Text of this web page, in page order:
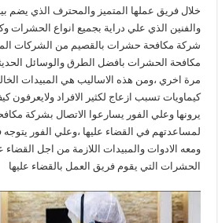
خلال فريق عملها المتميز والمحترف الذي يضم
والفنين الذي علي دراية بجميع انواع الحشرات
شركة مكافحة حشرات بالقصيم من الشركات
مكافحة الحشرات بافضل الطرق والوسائل
مرة اخري ،ومن هذه الاساليب هي المبيدات
كيماويات تسبب ازعاج لكثير الافراد ولايعرفون
يرونها وعلي الفور يسارعوا الاتصال بشركة
لمساعدتهم في القضاء عليها ،وعلي الفور
ومعه الادوات والمبيدات اللازمة من اجل
الحشرات التي يقوم فريق العمل بالقضاء عليها